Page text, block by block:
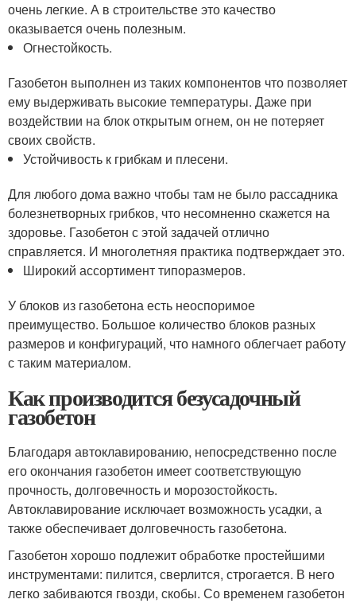
очень легкие. А в строительстве это качество
оказывается очень полезным.
Огнестойкость.
Газобетон выполнен из таких компонентов что позволяет
ему выдерживать высокие температуры. Даже при
воздействии на блок открытым огнем, он не потеряет
своих свойств.
Устойчивость к грибкам и плесени.
Для любого дома важно чтобы там не было рассадника
болезнетворных грибков, что несомненно скажется на
здоровье. Газобетон с этой задачей отлично
справляется. И многолетняя практика подтверждает это.
Широкий ассортимент типоразмеров.
У блоков из газобетона есть неоспоримое
преимущество. Большое количество блоков разных
размеров и конфигураций, что намного облегчает работу
с таким материалом.
Как производится безусадочный
газобетон
Благодаря автоклавированию, непосредственно после
его окончания газобетон имеет соответствующую
прочность, долговечность и морозостойкость.
Автоклавирование исключает возможность усадки, а
также обеспечивает долговечность газобетона.
Газобетон хорошо подлежит обработке простейшими
инструментами: пилится, сверлится, строгается. В него
легко забиваются гвозди, скобы. Со временем газобетон